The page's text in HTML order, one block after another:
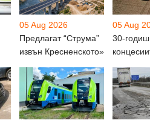
05 Aug 2026
Предлагат “Струма”
извън Кресненското»
05 Aug
30-